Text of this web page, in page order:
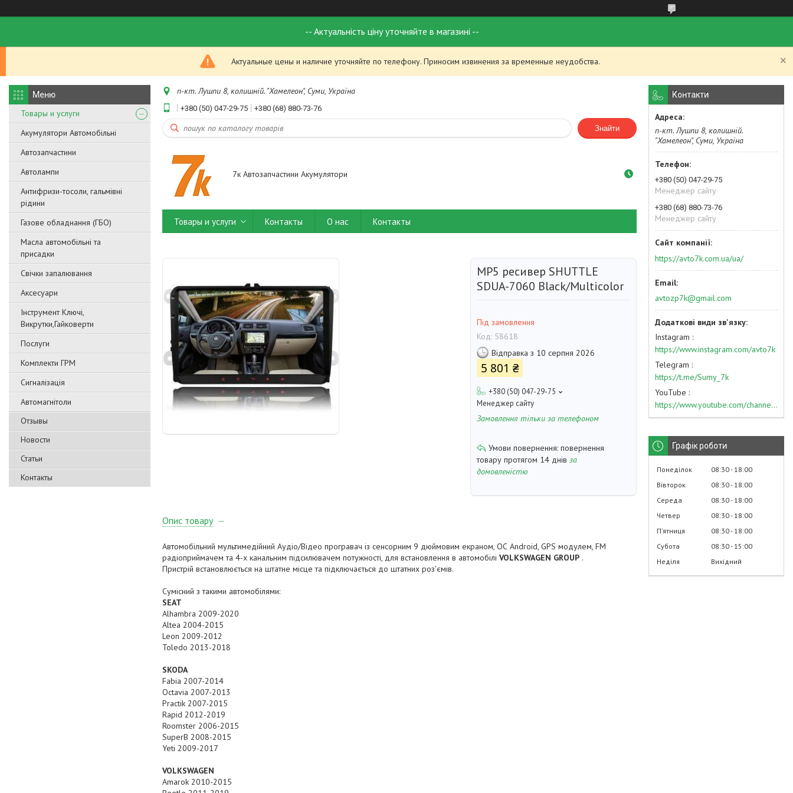
-- Актуальність ціну уточняйте в магазині --
Актуальные цены и наличие уточняйте по телефону. Приносим извинения за временные неудобства.
Товары и услуги
Акумулятори Автомобільні
Автозапчастини
Автолампи
Антифризи-тосоли, гальмівні
рідини
Газове обладнання (ГБО)
Масла автомобільні та
присадки
Свічки запалювання
Аксесуари
Інструмент Ключі,
Викрутки,Гайковерти
Послуги
Комплекти ГРМ
Сигналізація
Автомагнітоли
Отзывы
Новости
Статьи
Контакты
п-кт. Лушпи 8, колишній. "Хамелеон", Суми, Україна
+380 (50) 047-29-75 +380 (68) 880-73-76
Знайти
7к Автозапчастини Акумулятори
Товары и услуги Контакты О нас Контакты
MP5 ресивер SHUTTLE
SDUA-7060 Black/Multicolor
Під замовлення
Код: 58618
Відправка з 10 серпня 2026
5 801 ₴
+380 (50) 047-29-75
Менеджер сайту
Замовлення тільки за телефоном
повернення
товару протягом 14 днів за
домовленістю
Опис товару
Автомобільний мультимедійний Аудіо/Відео програвач із сенсорним 9 дюймовим екраном, ОС Android, GPS модулем, FM
радіоприймачем та 4-х канальним підсилювачем потужності, для встановлення в автомобілі VOLKSWAGEN GROUP .
Пристрій встановлюється на штатне місце та підключається до штатних роз'ємів.
Сумісний з такими автомобілями:
SEAT
Alhambra 2009-2020
Altea 2004-2015
Leon 2009-2012
Toledo 2013-2018
SKODA
Fabia 2007-2014
Octavia 2007-2013
Practik 2007-2015
Rapid 2012-2019
Roomster 2006-2015
SuperB 2008-2015
Yeti 2009-2017
VOLKSWAGEN
Amarok 2010-2015
Контакти
п-кт. Лушпи 8, колишній.
"Хамелеон", Суми, Україна
+380 (50) 047-29-75
Менеджер сайту
+380 (68) 880-73-76
Менеджер сайту
https://avto7k.com.ua/ua/
avtozp7k@gmail.com
Instagram
https://www.instagram.com/avto7k
Telegram
https://t.me/Sumy_7k
YouTube
https://www.youtube.com/channel/UC574nvqqf5H_LzT4Va_GpQg?view_as=subscriber
Графік роботи
Понеділок 08:30 18:00
Вівторок
08:30 18:00
Середа
08:30 18:00
Четвер
08:30 18:00
Пʼятниця
08:30 18:00
Субота
08:30 15:00
Неділя
Вихідний